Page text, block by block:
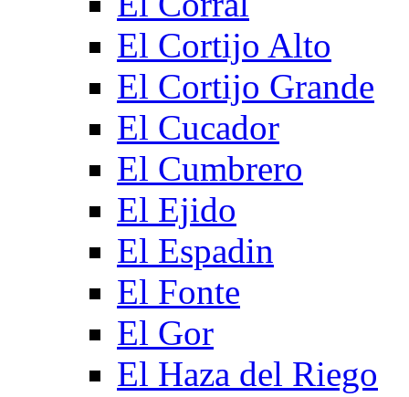
El Cortijo Alto
El Cortijo Grande
El Cucador
El Cumbrero
El Ejido
El Espadin
El Fonte
El Gor
El Haza del Riego